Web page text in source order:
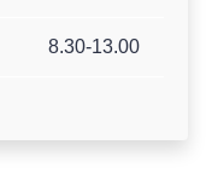
8.30-13.00